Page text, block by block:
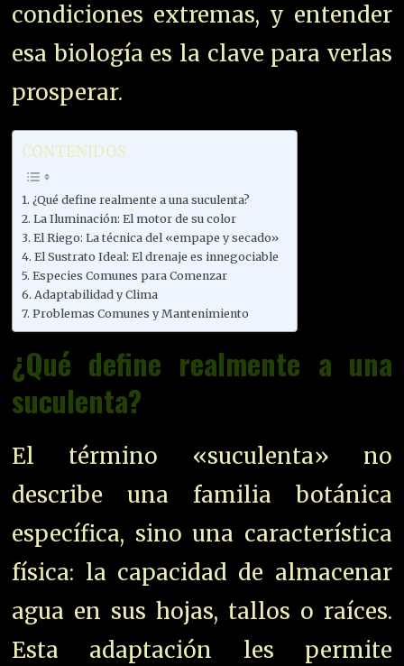
condiciones extremas, y entender
esa biología es la clave para verlas
prosperar.
CONTENIDOS
¿Qué define realmente a una suculenta?
La Iluminación: El motor de su color
El Riego: La técnica del «empape y secado»
El Sustrato Ideal: El drenaje es innegociable
Especies Comunes para Comenzar
Adaptabilidad y Clima
Problemas Comunes y Mantenimiento
¿Qué define realmente a una
suculenta?
El término «suculenta» no
describe una familia botánica
específica, sino una característica
física: la capacidad de almacenar
agua en sus hojas, tallos o raíces.
Esta adaptación les permite